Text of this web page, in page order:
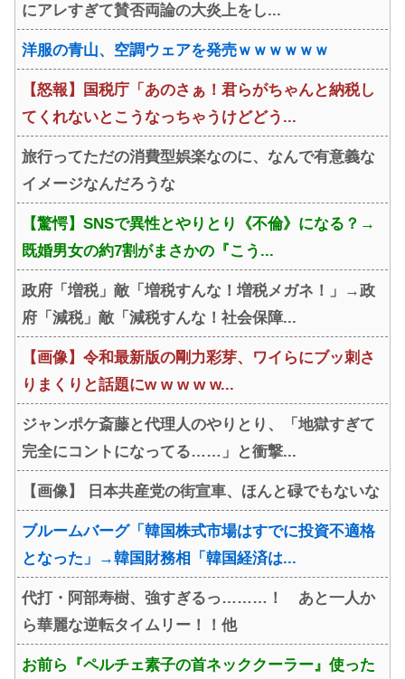
WWWW
にアレすぎて賛否両論の大炎上をし...
洋服の青山、空調ウェアを発売ｗｗｗｗｗｗ
【怒報】国税庁「あのさぁ！君らがちゃんと納税し
てくれないとこうなっちゃうけどどう...
旅行ってただの消費型娯楽なのに、なんで有意義な
イメージなんだろうな
【驚愕】SNSで異性とやりとり《不倫》になる？→
既婚男女の約7割がまさかの『こう...
政府「増税」敵「増税すんな！増税メガネ！」→政
府「減税」敵「減税すんな！社会保障...
【画像】令和最新版の剛力彩芽、ワイらにブッ刺さ
りまくりと話題にw w w w w...
ジャンポケ斎藤と代理人のやりとり、「地獄すぎて
完全にコントになってる……」と衝撃...
【画像】 日本共産党の街宣車、ほんと碌でもないな
ブルームバーグ「韓国株式市場はすでに投資不適格
となった」→韓国財務相「韓国経済は...
代打・阿部寿樹、強すぎるっ………！ あと一人か
ら華麗な逆転タイムリー！！他
お前ら『ペルチェ素子の首ネッククーラー』使った